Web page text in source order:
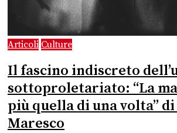
Articoli Culture
Il fascino indiscreto
sottoproletariato: “La
più quella di una volta”
Maresco